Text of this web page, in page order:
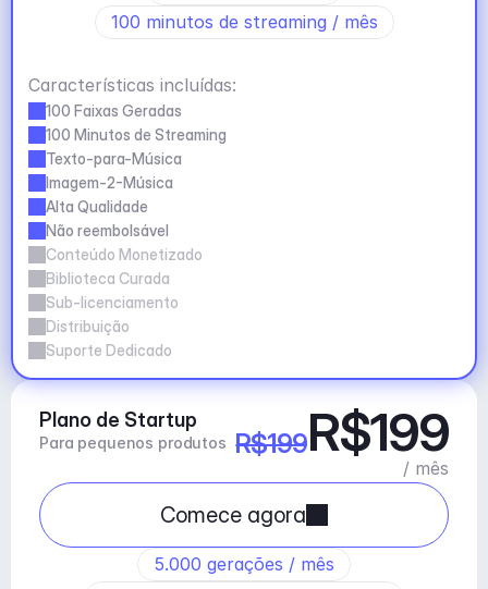
100 minutos de streaming / mês
Características incluídas:
100 Faixas Geradas
100 Minutos de Streaming
Texto-para-Música
Imagem-2-Música
Alta Qualidade
Não reembolsável
Conteúdo Monetizado
Biblioteca Curada
Sub-licenciamento
Distribuição
Suporte Dedicado
Plano de Startup
Para pequenos produtos R$199R$199
/ mês
Comece agora
5.000 gerações / mês